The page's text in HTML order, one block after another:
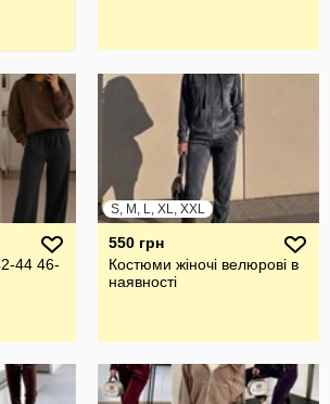
44 46-
S, M, L, XL, XXL
550 грн
Костюми жіночі велюрові в
наявності